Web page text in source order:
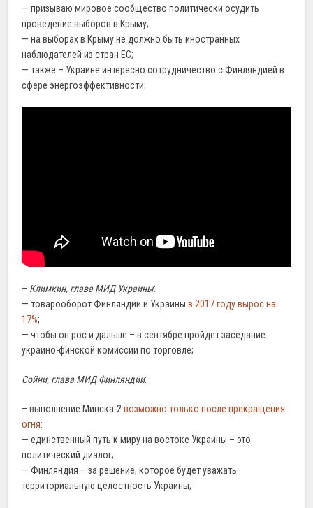
— призываю мировое сообщество политически осудить
проведение выборов в Крыму;
— на выборах в Крыму не должно быть иностранных
наблюдателей из стран ЕС;
— также – Украине интересно сотрудничество с Финляндией в
сфере энергоэффективности;
– Климкин, глава МИД Украины:
— товарооборот Финляндии и Украиныв 2017 году вырос на
17%;
— чтобы он рос и дальше – в сентябре пройдёт заседание
украино-финской комиссии по торговле;
Сойни, глава МИД Финляндии:
– выполнение Минска-2возможно только после прекращения
огня:
— единственный путь к миру на востоке Украины – это
политический диалог;
— Финляндия – за решение, которое будет уважать
территориальную целостность Украины;